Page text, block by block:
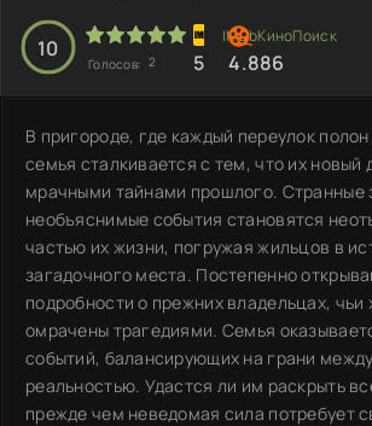
10
Голосов: 2 5 4.886
В пригороде, где каждый переулок
семья сталкивается с тем, что их новый
мрачными тайнами прошлого. Странные
необъяснимые события становятся
частью их жизни, погружая жильцов в
загадочного места. Постепенно
подробности о прежних владельцах, чьи
омрачены трагедиями. Семья
событий, балансирующих на грани
реальностью. Удастся ли им раскрыть
прежде чем неведомая сила потребует